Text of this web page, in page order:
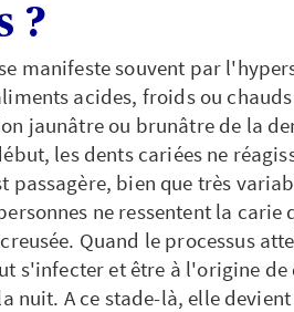
?
manifeste souvent par
acides, froids ou
jaunâtre ou brunâtre de la
les dents cariées ne
passagère, bien que très
ne ressentent la
Quand le processus
s'infecter et être à l'origine
nuit. A ce stade-là, elle